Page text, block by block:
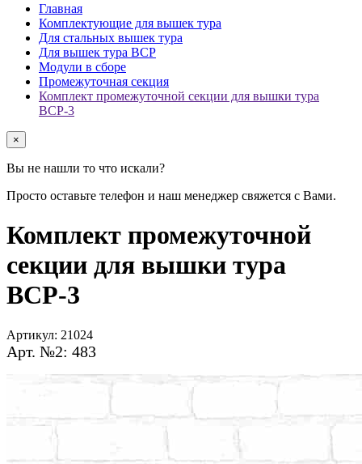
Главная
Комплектующие для вышек тура
Для стальных вышек тура
Для вышек тура ВСР
Модули в сборе
Промежуточная секция
Комплект промежуточной секции для вышки тура
ВСР-3
×
Вы не нашли то что искали?
Просто оставьте телефон и наш менеджер свяжется с Вами.
Комплект промежуточной
секции для вышки тура
ВСР-3
Артикул: 21024
Арт. №2: 483